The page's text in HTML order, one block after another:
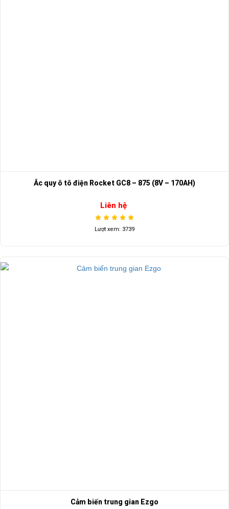
Ắc quy ô tô điện Rocket GC8 – 875 (8V – 170AH)
Liên hệ
Lượt xem: 3739
Cảm biến trung gian Ezgo